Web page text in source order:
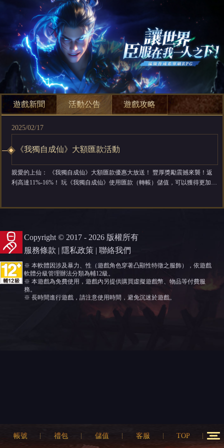
遊戲新聞 活動公告 遊戲攻略
2025/02/17
《我獨自成仙》大額匯款活動
親愛的上仙： 《我獨自成仙》大額匯款優惠大放送！ 豐厚獎勵震撼來襲！返
利高達11%-16%！ 玩《我獨自成仙》使用匯款（轉帳）儲值，可以獲得更加豐
Copyright © 2017 - 2026 版權所有
服務條款 | 隱私政策 | 聯絡我們
※ 本軟體因涉及暴力、性（遊戲角色穿著凸顯性特徵之服飾），依遊戲
軟體分級管理辦法分類為輔12級。
※ 本遊戲為免費使用，遊戲內另提供購買虛擬遊戲幣、物品等付費服
務。
※ 長時間進行遊戲，請注意使用時間，避免沉迷於遊戲。
帳號 禮包 儲值 客服 TOP 12